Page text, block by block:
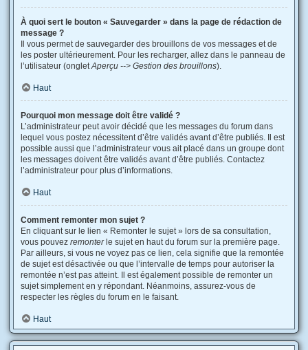
À quoi sert le bouton « Sauvegarder » dans la page de rédaction de
message ?
Il vous permet de sauvegarder des brouillons de vos messages et de
les poster ultérieurement. Pour les recharger, allez dans le panneau de
l’utilisateur (ongletAperçu --> Gestion des brouillons).
Haut
Pourquoi mon message doit être validé ?
L’administrateur peut avoir décidé que les messages du forum dans
lequel vous postez nécessitent d’être validés avant d’être publiés. Il est
possible aussi que l’administrateur vous ait placé dans un groupe dont
les messages doivent être validés avant d’être publiés. Contactez
l’administrateur pour plus d’informations.
Haut
Comment remonter mon sujet ?
En cliquant sur le lien « Remonter le sujet » lors de sa consultation,
vous pouvez remonterle sujet en haut du forum sur la première page.
Par ailleurs, si vous ne voyez pas ce lien, cela signifie que la remontée
de sujet est désactivée ou que l’intervalle de temps pour autoriser la
remontée n’est pas atteint. Il est également possible de remonter un
sujet simplement en y répondant. Néanmoins, assurez-vous de
respecter les règles du forum en le faisant.
Haut